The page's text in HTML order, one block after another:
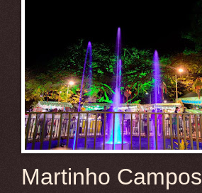
Martinho Campos